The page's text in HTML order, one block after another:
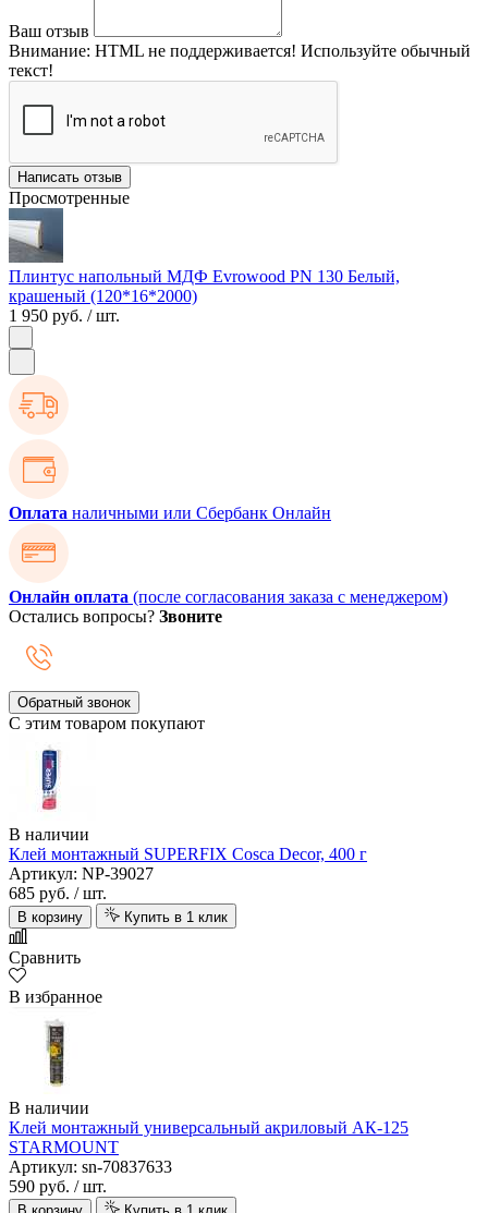
Ваш отзыв
Внимание: HTML не поддерживается! Используйте обычный
текст!
Написать отзыв
Просмотренные
Плинтус напольный МДФ Evrowood PN 130 Белый,
крашеный (120*16*2000)
1 950 руб. / шт.
Оплата наличными или Сбербанк Онлайн
Онлайн оплата (после согласования заказа с менеджером)
Остались вопросы? Звоните
Обратный звонок
С этим товаром покупают
В наличии
Клей монтажный SUPERFIX Cosca Decor, 400 г
Артикул: NP-39027
685 руб. / шт.
В корзину Купить в 1 клик
Сравнить
В избранное
В наличии
Клей монтажный универсальный акриловый АК-125
STARMOUNT
Артикул: sn-70837633
590 руб. / шт.